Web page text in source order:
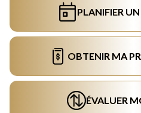
PLANIFIER
OBTENIR MA
ÉVALUER